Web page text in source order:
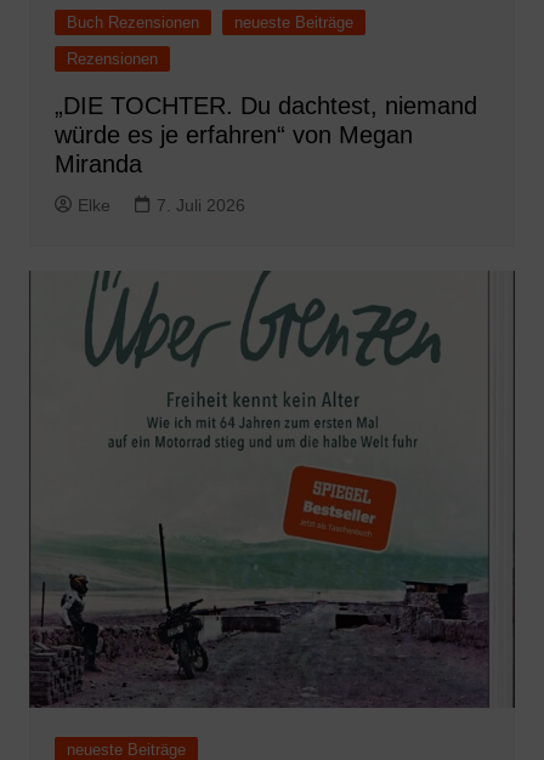
Buch Rezensionen
neueste Beiträge
Rezensionen
„DIE TOCHTER. Du dachtest, niemand
würde es je erfahren“ von Megan
Miranda
Elke 7. Juli 2026
neueste Beiträge